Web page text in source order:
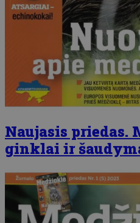
Naujasis priedas.
ginklai ir